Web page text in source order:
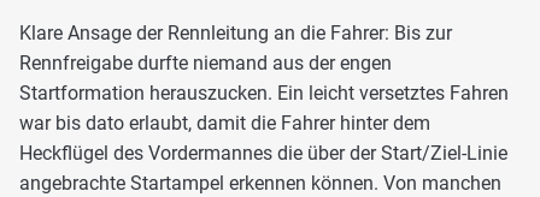
Klare Ansage der Rennleitung an die Fahrer: Bis zur
Rennfreigabe durfte niemand aus der engen
Startformation herauszucken. Ein leicht versetztes Fahren
war bis dato erlaubt, damit die Fahrer hinter dem
Heckflügel des Vordermannes die über der Start/Ziel-Linie
angebrachte Startampel erkennen können. Von manchen